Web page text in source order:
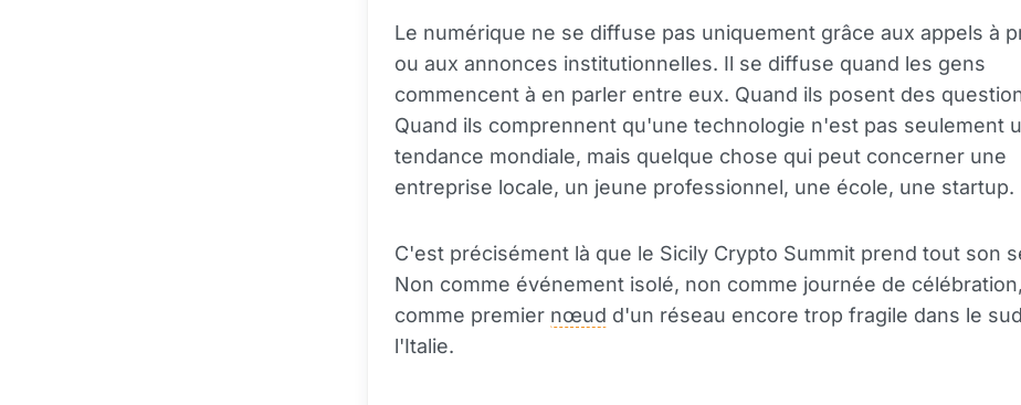
Le numérique ne se diffuse pas uniquement grâce aux appels à
ou aux annonces institutionnelles. Il se diffuse quand les gens
commencent à en parler entre eux. Quand ils posent des
Quand ils comprennent qu'une technologie n'est pas seulement
tendance mondiale, mais quelque chose qui peut concerner une
entreprise locale, un jeune professionnel, une école, une startup.
C'est précisément là que le Sicily Crypto Summit prend tout son
Non comme événement isolé, non comme journée de
comme premier nœud d'un réseau encore trop fragile dans le
l'Italie.